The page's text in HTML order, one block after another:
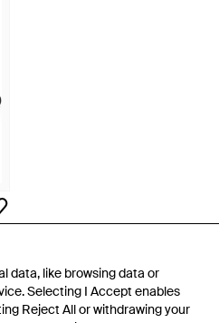
data, like browsing data or
Selecting I Accept enables
Reject All or withdrawing your
data, like browsing data or
Selecting I Accept enables
Reject All or withdrawing your